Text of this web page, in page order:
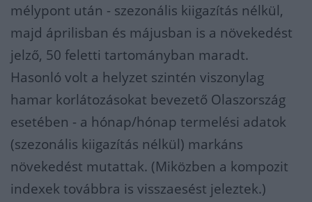
mélypont után - szezonális kiigazítás nélkül,
majd áprilisban és májusban is a növekedést
jelző, 50 feletti tartományban maradt.
Hasonló volt a helyzet szintén viszonylag
hamar korlátozásokat bevezető Olaszország
esetében - a hónap/hónap termelési adatok
(szezonális kiigazítás nélkül) markáns
növekedést mutattak. (Miközben a kompozit
indexek továbbra is visszaesést jeleztek.)